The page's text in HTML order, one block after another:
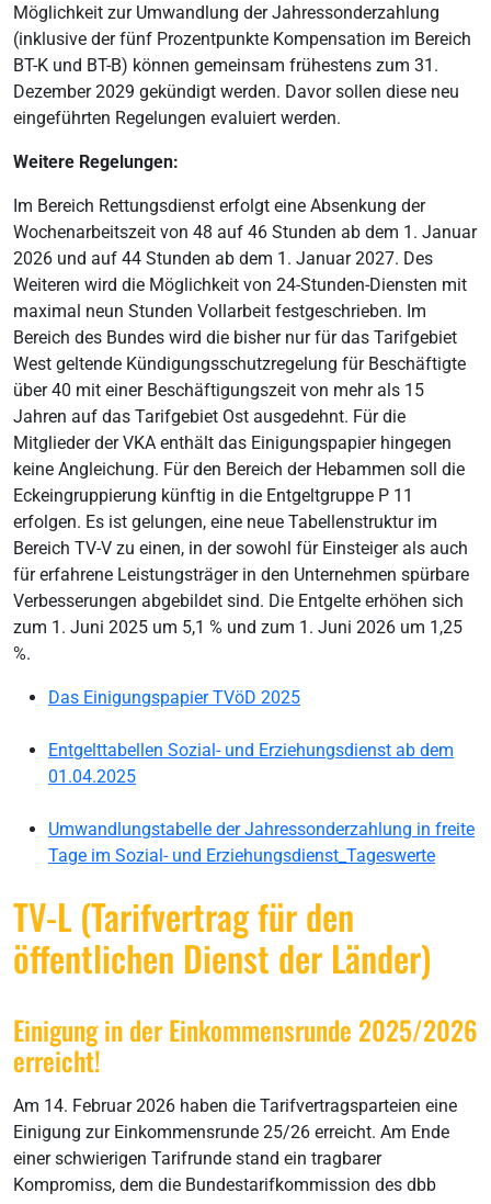
Möglichkeit zur Umwandlung der Jahressonderzahlung
(inklusive der fünf Prozentpunkte Kompensation im Bereich
BT-K und BT-B) können gemeinsam frühestens zum 31.
Dezember 2029 gekündigt werden. Davor sollen diese neu
eingeführten Regelungen evaluiert werden.
Weitere Regelungen:
Im Bereich Rettungsdienst erfolgt eine Absenkung der
Wochenarbeitszeit von 48 auf 46 Stunden ab dem 1. Januar
2026 und auf 44 Stunden ab dem 1. Januar 2027. Des
Weiteren wird die Möglichkeit von 24-Stunden-Diensten mit
maximal neun Stunden Vollarbeit festgeschrieben. Im
Bereich des Bundes wird die bisher nur für das Tarifgebiet
West geltende Kündigungsschutzregelung für Beschäftigte
über 40 mit einer Beschäftigungszeit von mehr als 15
Jahren auf das Tarifgebiet Ost ausgedehnt. Für die
Mitglieder der VKA enthält das Einigungspapier hingegen
keine Angleichung. Für den Bereich der Hebammen soll die
Eckeingruppierung künftig in die Entgeltgruppe P 11
erfolgen. Es ist gelungen, eine neue Tabellenstruktur im
Bereich TV-V zu einen, in der sowohl für Einsteiger als auch
für erfahrene Leistungsträger in den Unternehmen spürbare
Verbesserungen abgebildet sind. Die Entgelte erhöhen sich
zum 1. Juni 2025 um 5,1 % und zum 1. Juni 2026 um 1,25
%.
Das Einigungspapier TVöD 2025
Entgelttabellen Sozial- und Erziehungsdienst ab dem
01.04.2025
Umwandlungstabelle der Jahressonderzahlung in freite
Tage im Sozial- und Erziehungsdienst_Tageswerte
TV-L (Tarifvertrag für den
öffentlichen Dienst der Länder)
Einigung in der Einkommensrunde 2025/2026
erreicht!
Am 14. Februar 2026 haben die Tarifvertragsparteien eine
Einigung zur Einkommensrunde 25/26 erreicht. Am Ende
einer schwierigen Tarifrunde stand ein tragbarer
Kompromiss, dem die Bundestarifkommission des dbb